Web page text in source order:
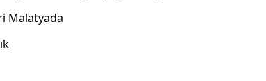
Malatyada